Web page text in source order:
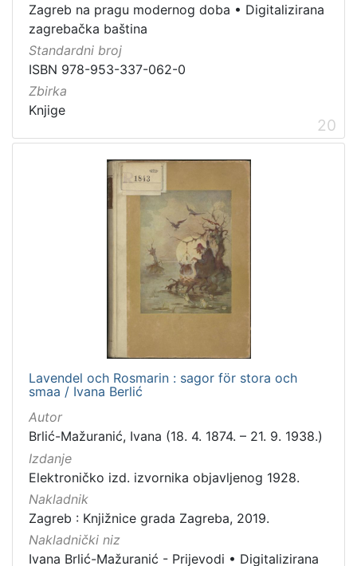
Zagreb na pragu modernog doba • Digitalizirana
zagrebačka baština
Standardni broj
ISBN 978-953-337-062-0
Zbirka
Knjige
20
Lavendel och Rosmarin : sagor för stora och
smaa / Ivana Berlić
Autor
Brlić-Mažuranić, Ivana (18. 4. 1874. – 21. 9. 1938.)
Izdanje
Elektroničko izd. izvornika objavljenog 1928.
Nakladnik
Zagreb : Knjižnice grada Zagreba, 2019.
Nakladnički niz
Ivana Brlić-Mažuranić - Prijevodi • Digitalizirana